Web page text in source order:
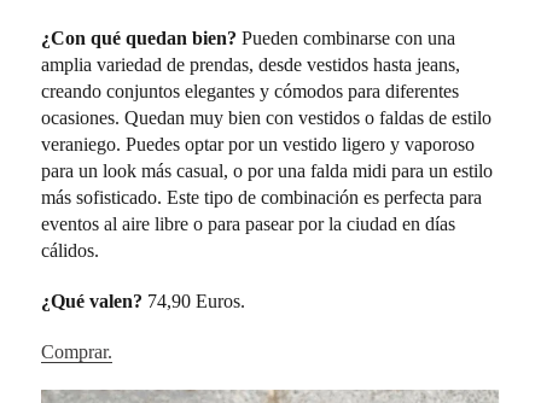
¿Con qué quedan bien?Pueden combinarse con una
amplia variedad de prendas, desde vestidos hasta jeans,
creando conjuntos elegantes y cómodos para diferentes
ocasiones. Quedan muy bien con vestidos o faldas de estilo
veraniego. Puedes optar por un vestido ligero y vaporoso
para un look más casual, o por una falda midi para un estilo
más sofisticado. Este tipo de combinación es perfecta para
eventos al aire libre o para pasear por la ciudad en días
cálidos.
¿Qué valen? 74,90 Euros.
Comprar.